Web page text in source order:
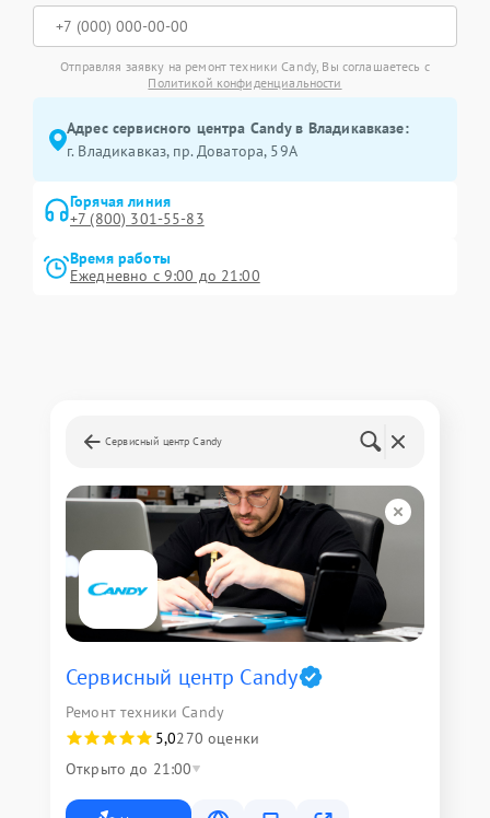
Отправляя заявку на ремонт техники Candy, Вы соглашаетесь с
Политикой конфиденциальности
Адрес сервисного центра Candy в Владикавказе:
г. Владикавказ, пр. Доватора, 59А
Горячая линия
+7 (800) 301-55-83
Время работы
Ежедневно с 9:00 до 21:00
Сервисный центр Candy
Сервисный центр Candy
Ремонт техники Candy
5,0270 оценки
Открыто до 21:00